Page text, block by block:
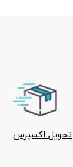
تحویل اکسپرس